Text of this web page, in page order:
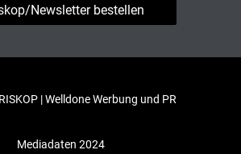
Newsletter bestellen
|Welldone Werbung und PR
Mediadaten 2024